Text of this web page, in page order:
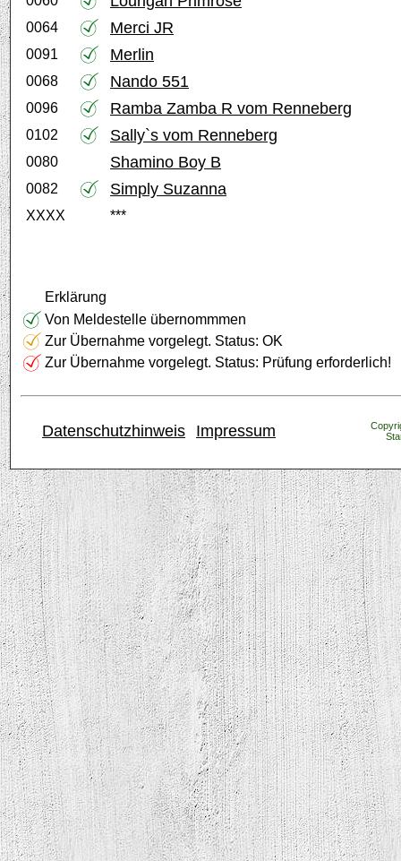
0064 Merci JR
0091 Merlin
0068 Nando 551
0096 Ramba Zamba R vom Renneberg
0102 Sally`s vom Renneberg
0080 Shamino Boy B
0082 Simply Suzanna
XXXX ***
Erklärung
Von Meldestelle übernommmen
Zur Übernahme vorgelegt. Status: OK
Zur Übernahme vorgelegt. Status: Prüfung erforderlich!
Datenschutzhinweis Impressum